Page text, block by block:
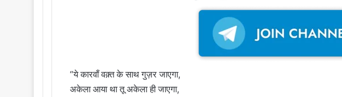
“ये कारवाँ वक़्त के साथ गुज़र जाएगा,
अकेला आया था तू अकेला ही जाएगा,